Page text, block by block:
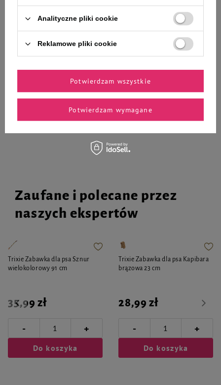
Trzaskająca pluszowa butelka
Stout
35,99 zł 359,90 zł / kg
- +
Dolina Noteci Superfood danie z
łososia karma suszona dla psa 1
kg
41,19 zł 41,19 zł / kg
- +
Zaufane i polecane przez
naszych ekspertów
Trixie Zabawka dla psa Sznur
wielokolorowy 91 cm
35,99 zł
- +
Do koszyka
Trixie Zabawka dla psa Kapibara
brązowa 23 cm
28,99 zł
- +
Do koszyka
Analityczne pliki cookie
Reklamowe pliki cookie
Potwierdzam wymagane
Potwierdzam wszystkie